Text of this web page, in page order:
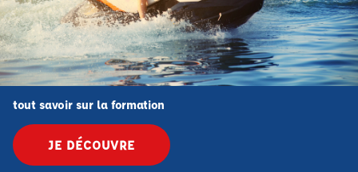
tout savoir sur la formation
JE DÉCOUVRE